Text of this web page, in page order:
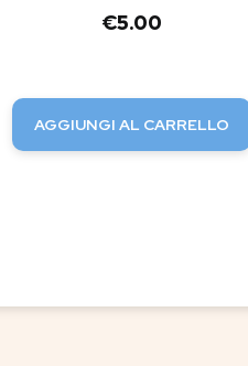
€5.00
AGGIUNGI AL CARRELLO